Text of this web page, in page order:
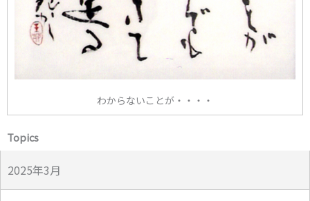
わからないことが・・・・
Topics
2025年3月